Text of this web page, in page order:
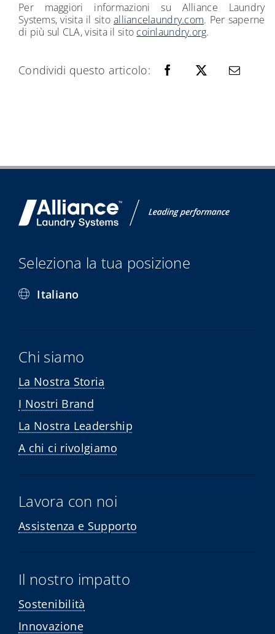
Per maggiori informazioni su Alliance Laundry
Systems, visita il sito alliancelaundry.com. Per saperne
di più sul CLA, visita il sito coinlaundry.org.
Condividi questo articolo:
Seleziona la tua posizione
Italiano
Chi siamo
La Nostra Storia
I Nostri Brand
La Nostra Leadership
A chi ci rivolgiamo
Lavora con noi
Assistenza e Supporto
Il nostro impatto
Sostenibilità
Innovazione